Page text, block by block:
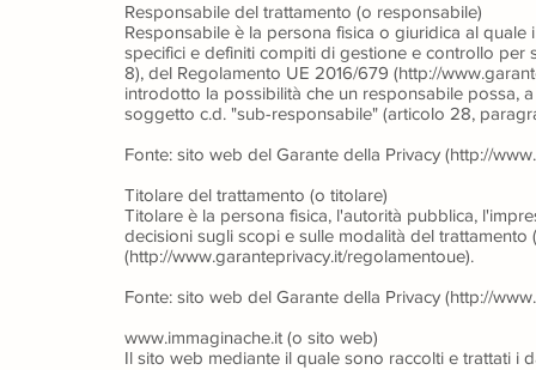
Responsabile del trattamento (o responsabile)
Responsabile è la persona fisica o giuridica al
specifici e definiti compiti di gestione e controllo
8), del Regolamento UE 2016/679 (http://
introdotto la possibilità che un responsabile possa,
soggetto c.d. "sub-responsabile" (articolo 28,
Fonte: sito web del Garante della Privacy (http://
Titolare del trattamento (o titolare)
Titolare è la persona fisica, l'autorità pubblica,
decisioni sugli scopi e sulle modalità del
(http://www.garanteprivacy.it/regolamentoue).
Fonte: sito web del Garante della Privacy (http://
www.immaginache.it (o sito web)
Il sito web mediante il quale sono raccolti e trattati i